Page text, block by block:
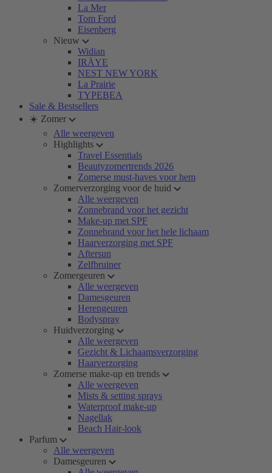
La Mer
Tom Ford
Eisenberg
Nieuw
Widian
IRÄYE
NEST NEW YORK
La Prairie
TYPEBEA
Sale & Bestsellers
☀️ Zomer
Alle weergeven
Highlights
Travel Essentials
Beautyzomertrends 2026
Zomerse must-haves voor hem
Zomerverzorging voor de huid
Alle weergeven
Zonnebrand voor het gezicht
Make-up met SPF
Zonnebrand voor het hele lichaam
Haarverzorging met SPF
Aftersun
Zelfbruiner
Zomergeuren
Alle weergeven
Damesgeuren
Herengeuren
Bodyspray
Huidverzorging
Alle weergeven
Gezicht & Lichaamsverzorging
Haarverzorging
Zomerse make-up en trends
Alle weergeven
Mists & setting sprays
Waterproof make-up
Nagellak
Beach Hair-look
Parfum
Alle weergeven
Damesgeuren